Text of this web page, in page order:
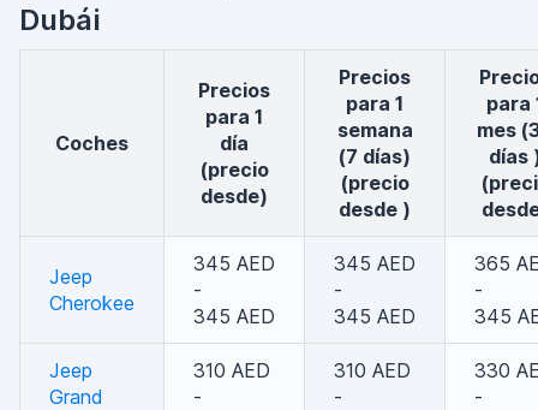
Dubái
coches
Precios
para 1
día
(precio
desde)
Precios
para 1
semana
(7 días)
(precio
desde )
Precios
para
mes
días
Jeep
Cherokee
345 AED
-
345 AED
345 AED
-
345 AED
365
-
345
Jeep
Grand
310 AED
-
310 AED
-
330
-